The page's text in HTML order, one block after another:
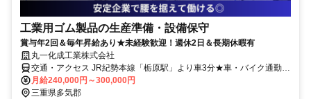
工業用ゴム製品の生産準備・設備保守
賞与年2回＆毎年昇給あり★未経験歓迎！週休2日＆長期休暇有
丸一化成工業株式会社
交通・アクセス JR紀勢本線「栃原駅」より車3分★車・バイク通勤
OK
月給240,000円～300,000円
三重県多気郡